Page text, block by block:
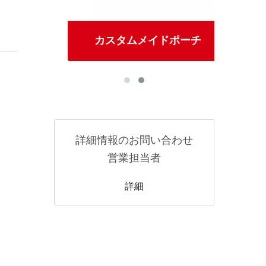
カスタムメイドポーチ
詳細情報のお問い合わせ
営業担当者
詳細